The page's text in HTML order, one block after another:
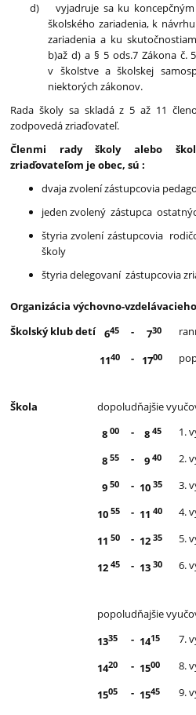
d) vyjadruje sa ku koncepčným
školského zariadenia, k
zariadenia a ku
b)až d) a § 5 ods.7 Zákona č.
v školstve a školskej
niektorých zákonov.
Rada školy sa skladá z 5 až 11
zodpovedá zriaďovateľ.
Členmi rady školy alebo
zriaďovateľom je obec, sú :
dvaja zvolení zástupcovia
jeden zvolený zástupca
štyria zvolení zástupcovia
školy
štyria delegovaní zástupcovia
Organizácia výchovno-
Školský klub detí 645 - 730
1140 - 1700
Škola
dopoludňajšie
800 - 845 1.
855 - 940 2.
950 - 1035 3.
1055 - 1140 4.
1150 - 12 35 5.
1245 - 1330 6.
popoludňajšie
1335 - 1415 7.
1420 - 1500 8.
1505 - 1545 9.